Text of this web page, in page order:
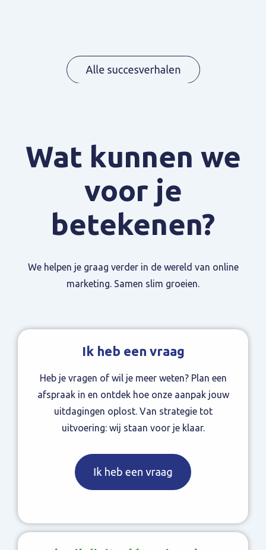
Wat kunnen we
voor je
betekenen?
We helpen je graag verder in de wereld van online
marketing. Samen slim groeien.
Ik heb een vraag
Heb je vragen of wil je meer weten? Plan een
afspraak in en ontdek hoe onze aanpak jouw
uitdagingen oplost. Van strategie tot
uitvoering: wij staan voor je klaar.